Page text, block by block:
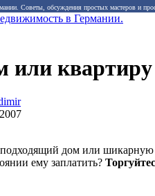
Советы, обсуждения простых мастеров и
или
дом или шикарную
ему заплатить?